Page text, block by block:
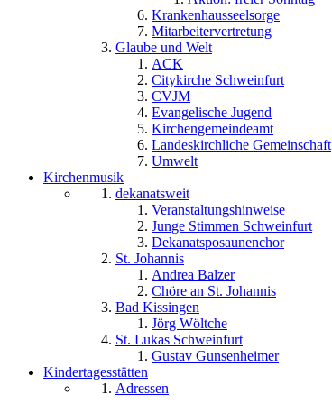
Krankenhausseelsorge
Mitarbeitervertretung
Glaube und Welt
ACK
Citykirche Schweinfurt
CVJM
Evangelische Jugend
Kirchengemeindeamt
Landeskirchliche Gemeinschaft
Umwelt
Kirchenmusik
dekanatsweit
Veranstaltungshinweise
Junge Stimmen Schweinfurt
Dekanatsposaunenchor
St. Johannis
Andrea Balzer
Chöre an St. Johannis
Bad Kissingen
Jörg Wöltche
St. Lukas Schweinfurt
Gustav Gunsenheimer
Kindertagesstätten
Adressen